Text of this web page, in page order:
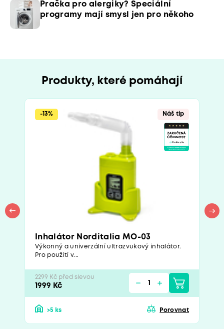
Pračka pro alergiky? Speciální
programy mají smysl jen pro někoho
Produkty, které pomáhají
-13% Náš tip
Inhalátor Norditalia MO-03
Výkonný a univerzální ultrazvukový inhalátor.
Pro použití v...
2299 Kč před slevou
1999 Kč
>5 ks Porovnat